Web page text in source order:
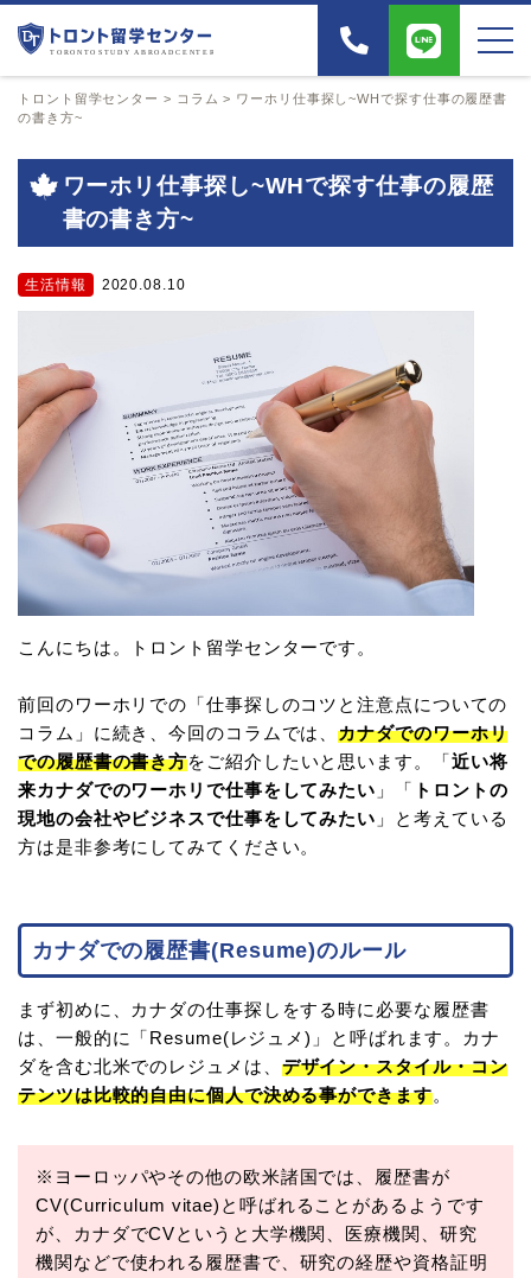
トロント留学センター > コラム > ワーホリ仕事探し~WHで探す仕事の履歴書
の書き方~
ワーホリ仕事探し~WHで探す仕事の履歴
書の書き方~
生活情報 2020.08.10
こんにちは。トロント留学センターです。
前回のワーホリでの「仕事探しのコツと注意点についての
コラム」に続き、今回のコラムでは、カナダでのワーホリ
での履歴書の書き方をご紹介したいと思います。「近い将
来カナダでのワーホリで仕事をしてみたい 」「 トロントの
現地の会社やビジネスで仕事をしてみたい 」と考えている
方は是非参考にしてみてください。
カナダでの履歴書(Resume)のルール
まず初めに、カナダの仕事探しをする時に必要な履歴書
は、一般的に「Resume(レジュメ)」と呼ばれます。カナ
ダを含む北米でのレジュメは、 デザイン・スタイル・コン
テンツは比較的自由に個人で決める事ができます。
※ヨーロッパやその他の欧米諸国では、履歴書が
CV(Curriculum vitae)と呼ばれることがあるようです
が、カナダでCVというと大学機関、医療機関、研究
機関などで使われる履歴書で、研究の経歴や資格証明